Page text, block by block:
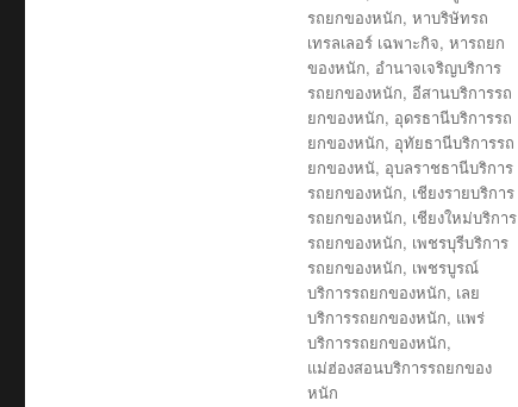
รถยกของหนัก, หาบริษัทรถ
เทรลเลอร์ เฉพาะกิจ, หารถยก
ของหนัก, อำนาจเจริญบริการ
รถยกของหนัก, อีสานบริการรถ
ยกของหนัก, อุดรธานีบริการรถ
ยกของหนัก, อุทัยธานีบริการรถ
ยกของหนั, อุบลราชธานีบริการ
รถยกของหนัก, เชียงรายบริการ
รถยกของหนัก, เชียงใหม่บริการ
รถยกของหนัก, เพชรบุรีบริการ
รถยกของหนัก, เพชรบูรณ์
บริการรถยกของหนัก, เลย
บริการรถยกของหนัก, แพร่
บริการรถยกของหนัก,
แม่ฮ่องสอนบริการรถยกของ
หนัก